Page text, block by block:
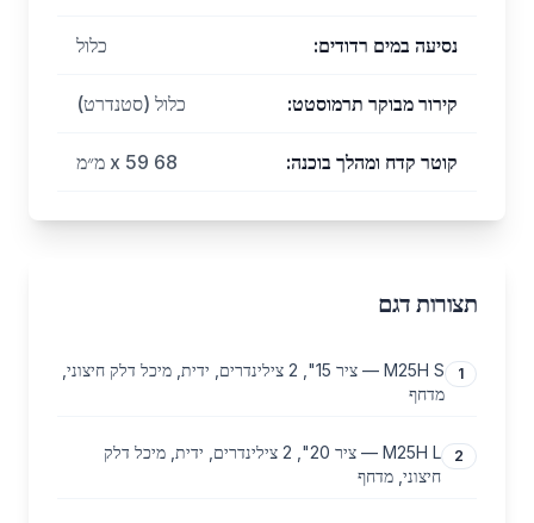
נסיעה במים רדודים: כלול
קירור מבוקר תרמוסטט: כלול (סטנדרט)
קוטר קדח ומהלך בוכנה: 68 x 59 מ״מ
תצורות דגם
1
M25H S — ציר 15", 2 צילינדרים, ידית, מיכל דלק חיצוני,
מדחף
2
M25H L — ציר 20", 2 צילינדרים, ידית, מיכל דלק
חיצוני, מדחף